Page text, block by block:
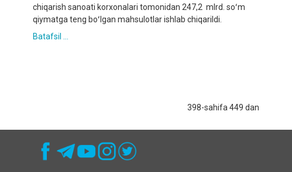
chiqarish sanoati korxonalari tomonidan 247,2 mlrd. soʻm
qiymatga teng boʻlgan mahsulotlar ishlab chiqarildi.
Batafsil ...
398-sahifa 449 dan